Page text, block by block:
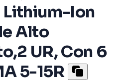
Lithium-Ion
Alto
UR, Con 6
5-15R